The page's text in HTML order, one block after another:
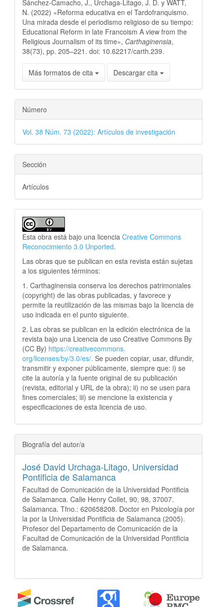
Sánchez-Camacho, J., Urchaga-Litago, J. D. y WATT,
N. (2022) «Reforma educativa en el Tardofranquismo.
Una mirada desde el periodismo religioso de su tiempo:
Educational Reform in late Francoism A view from the
Religious Journalism of its time», Carthaginensia,
38(73), pp. 205–221. doi: 10.62217/carth.239.
Más formatos de cita Descargar cita
Número
Vol. 38 Núm. 73 (2022): Artículos de investigación
Sección
Artículos
Esta obra está bajo una licencia Creative Commons
Reconocimiento 3.0 Unported.
Las obras que se publican en esta revista están sujetas
a los siguientes términos:
1. Carthaginensia conserva los derechos patrimoniales
(copyright) de las obras publicadas, y favorece y
permite la reutilización de las mismas bajo la licencia de
uso indicada en el punto siguiente.
2. Las obras se publican en la edición electrónica de la
revista bajo una Licencia de uso Creative Commons By
(CC By) https://creativecommons.
org/licenses/by/3.0/es/. Se pueden copiar, usar, difundir,
transmitir y exponer públicamente, siempre que: i) se
cite la autoría y la fuente original de su publicación
(revista, editorial y URL de la obra); ii) no se usen para
fines comerciales; iii) se mencione la existencia y
especificaciones de esta licencia de uso.
Biografía del autor/a
José David Urchaga-Litago, Universidad
Pontificia de Salamanca
Facultad de Comunicación de la Universidad Pontificia
de Salamanca. Calle Henry Collet, 90, 98, 37007.
Salamanca. Tfno.: 620658208. Doctor en Psicología por
la por la Universidad Pontificia de Salamanca (2005).
Profesor del Departamento de Comunicación de la
Facultad de Comunicación de la Universidad Pontificia
de Salamanca.